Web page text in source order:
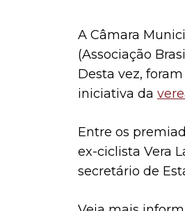
A Câmara
(Associação
Desta vez,
iniciativa da
Entre os
ex-ciclista Vera
secretário de